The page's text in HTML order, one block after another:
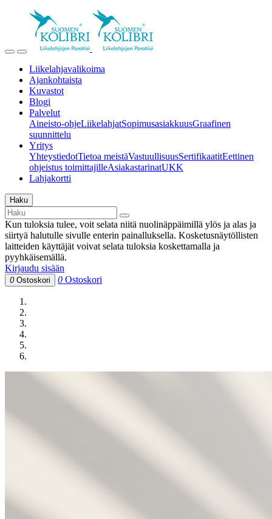
Liikelahjavalikoima
Ajankohtaista
Kuvastot
Blogi
Palvelut
Aineisto-ohjeLiikelahjatSopimusasiakkuusGraafinen
suunnittelu
Yritys
YhteystiedotTietoa meistäVastuullisuusSertifikaatitEettinen
ohjeistus toimittajilleAsiakastarinatUKK
Lahjakortti
Haku
Kun tuloksia tulee, voit selata niitä nuolinäppäimillä ylös ja alas ja
siirtyä halutulle sivulle enterin painalluksella. Kosketusnäytöllisten
laitteiden käyttäjät voivat selata tuloksia koskettamalla ja
pyyhkäisemällä.
Kirjaudu sisään
0 Ostoskori 0 Ostoskori